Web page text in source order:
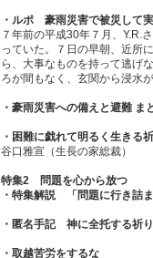
・ルポ 豪雨災害で被災して
７年前の平成30年７月、Y.R.
っていた。７日の早朝、近所
ら、大事なものを持って逃げ
ろが間もなく、玄関から浸水
・豪雨災害への備えと避難 ま
・困難に戯れて明るく生きる
谷口雅宣（生長の家総裁）
特集2 問題を心から放つ
・特集解説 「問題に行き詰
・匿名手記 神に全托する祈
・取越苦労をするな